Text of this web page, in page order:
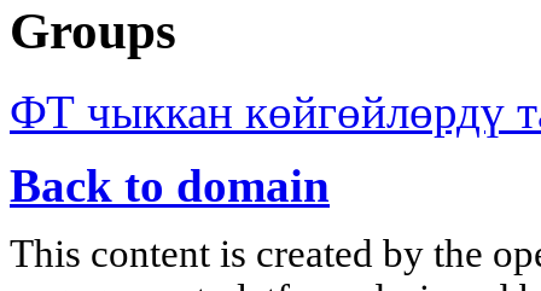
Groups
ФТ чыккан көйгөйлөрдү
Back to domain
This content is created by the